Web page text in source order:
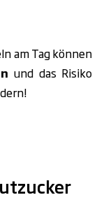
am Tag können
und das Risiko